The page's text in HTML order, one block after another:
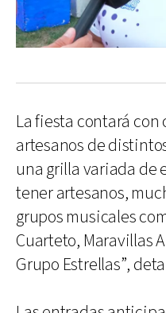
La fiesta contará
artesanos de
una grilla variada de
tener artesanos,
grupos musicales
Cuarteto, Maravillas
Grupo Estrellas”,